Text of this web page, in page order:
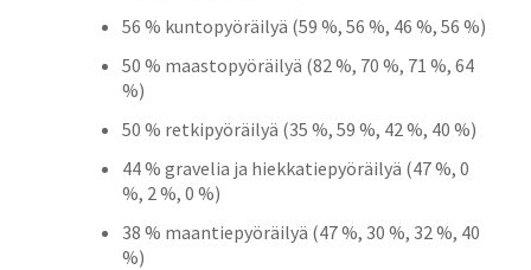
56 % kuntopyöräilyä (59 %, 56 %, 46 %, 56 %)
50 % maastopyöräilyä (82 %, 70 %, 71 %, 64
%)
50 % retkipyöräilyä (35 %, 59 %, 42 %, 40 %)
44 % gravelia ja hiekkatiepyöräilyä (47 %, 0
%, 2 %, 0 %)
38 % maantiepyöräilyä (47 %, 30 %, 32 %, 40
%)